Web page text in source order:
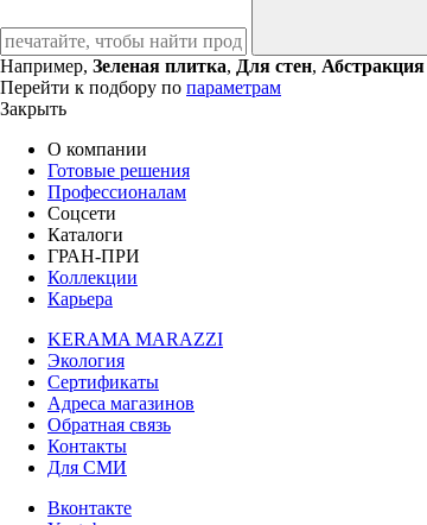
Например, Зеленая плитка, Для стен, Абстракция
Перейти к подбору по параметрам
Закрыть
О компании
Готовые решения
Профессионалам
Соцсети
Каталоги
ГРАН-ПРИ
Коллекции
Карьера
KERAMA MARAZZI
Экология
Сертификаты
Адреса магазинов
Обратная связь
Контакты
Для СМИ
Вконтакте